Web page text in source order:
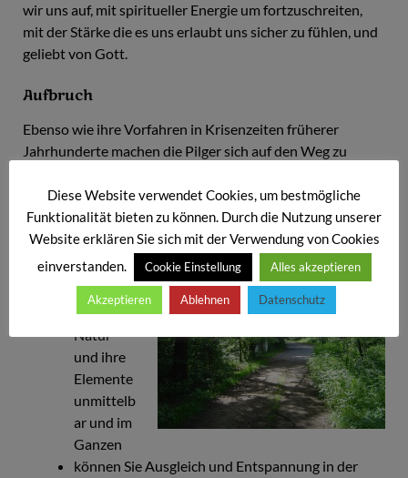
wir uns auf, mit spiritueller Energie um fortzuschreiten,
mit der Stärke die es uns erlaubt uns sicher zu fühlen, und
geliebt von Gott.
Aufbruch
Ebenso wie ihre Vorfahren in Krisenzeiten früherer
Jahrhunderte machen die Pilger sich auf den Weg zu
des Glaubens.
Unterwegs
erleben
Sie als
Pilger die
Natur
und ihre
Elemente
unmittelb
ar und im
Ganzen
können Sie Ausgleich und Entspannung in der
Diese Website verwendet Cookies, um bestmögliche
Funktionalität bieten zu können. Durch die Nutzung unserer
Website erklären Sie sich mit der Verwendung von Cookies
einverstanden.
Cookie Einstellung Alles akzeptieren
Akzeptieren Ablehnen Datenschutz